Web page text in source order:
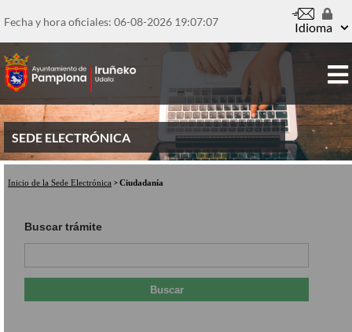
al
principal
Fecha y hora oficiales: 06-08-2026 19:07:08 Idioma
SEDE ELECTRÓNICA
Inicio de la Sede Electrónica Ciudadanía
Buscar trámite